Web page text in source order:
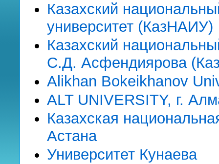
Казахский
университет (КазНАИУ)
Казахский
С.Д. Асфендиярова
Alikhan Bokeikhanov
ALT UNIVERSITY, г.
Казахская
Астана
Университет Кунаева